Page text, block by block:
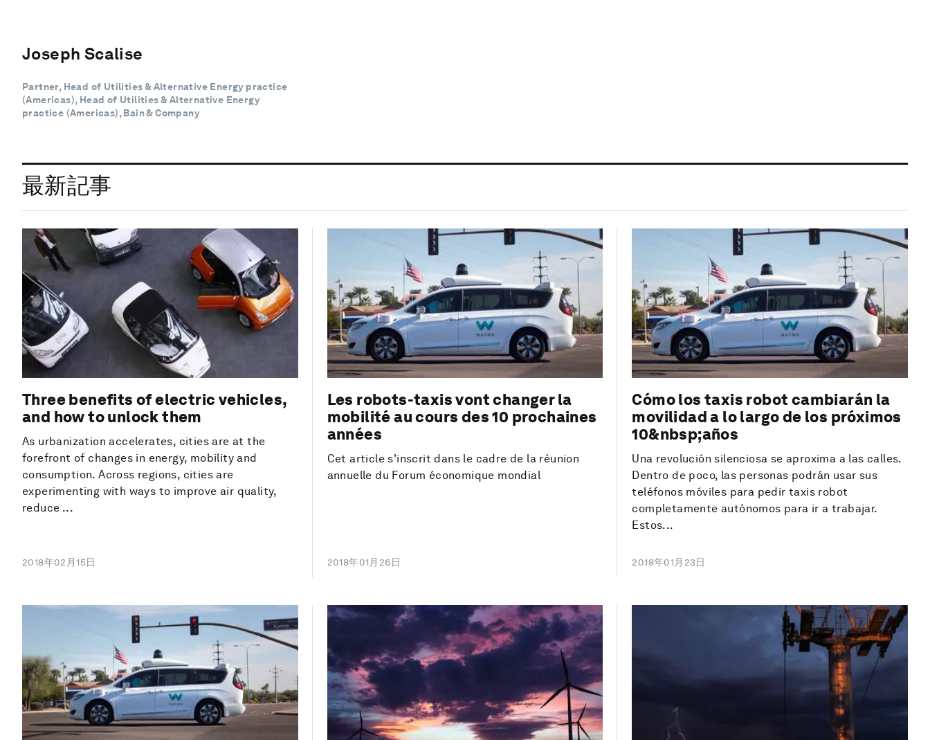
Joseph Scalise
Partner, Head of Utilities & Alternative Energy practice
(Americas), Head of Utilities & Alternative Energy
practice (Americas), Bain & Company
最新記事
Three benefits of electric vehicles,
and how to unlock them
As urbanization accelerates, cities are at the
forefront of changes in energy, mobility and
consumption. Across regions, cities are
experimenting with ways to improve air quality,
reduce ...
2018年02月15日
Les robots-taxis vont changer la
mobilité au cours des 10 prochaines
années
Cet article s'inscrit dans le cadre de la réunion
annuelle du Forum économique mondial
2018年01月26日
Cómo los taxis robot cambiarán la
movilidad a lo largo de los próximos
10&nbsp;años
Una revolución silenciosa se aproxima a las calles.
Dentro de poco, las personas podrán usar sus
teléfonos móviles para pedir taxis robot
completamente autónomos para ir a trabajar.
Estos...
2018年01月23日